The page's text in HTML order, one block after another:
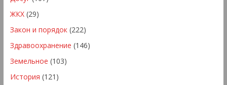
ЖКХ(29)
Закон и порядок(222)
Здравоохранение (146)
Земельное (103)
История (121)